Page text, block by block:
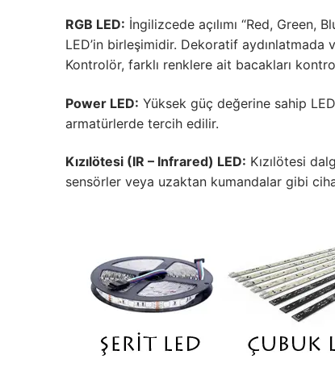
RGB LED: İngilizcede açılımı “Red, Green,
LED’in birleşimidir. Dekoratif
Kontrolör, farklı renklere ait bacakları
Power LED: Yüksek güç değerine sahip
armatürlerde tercih edilir.
Kızılötesi (IR – Infrared) LED: Kızılötesi
sensörler veya uzaktan kumandalar gibi